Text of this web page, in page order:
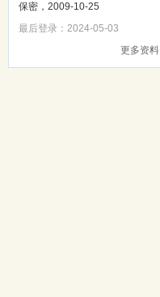
保密，2009-10-25
最后登录：2024-05-03
更多资料